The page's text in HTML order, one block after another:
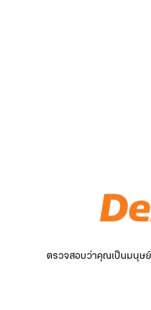
ตรวจสอบว่าคุณเป็นมนุษย์